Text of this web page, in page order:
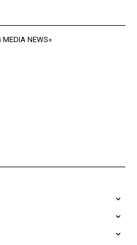
MEDIA NEWS»